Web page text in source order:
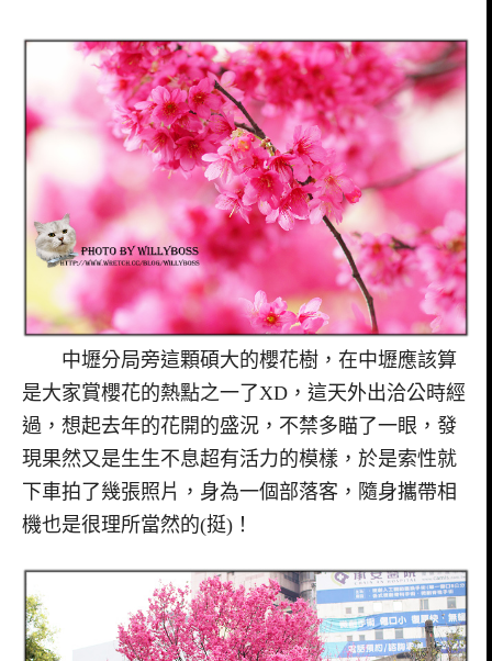
中壢分局旁這顆碩大的櫻花樹，在中壢應該算
是大家賞櫻花的熱點之一了XD，這天外出洽公時經
過，想起去年的花開的盛況，不禁多瞄了一眼，發
現果然又是生生不息超有活力的模樣，於是索性就
下車拍了幾張照片，身為一個部落客，隨身攜帶相
機也是很理所當然的(挺)！